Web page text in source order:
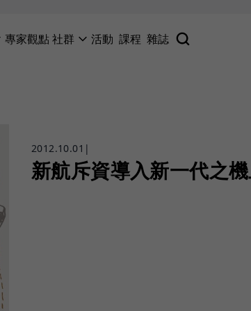
專家觀點社群 活動 課程 雜誌
2012.10.01 |
新航斥資導入新一代之